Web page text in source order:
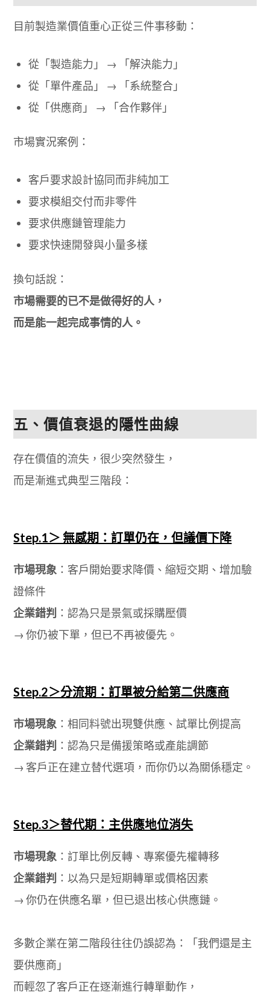
目前製造業價值重心正從三件事移動：
從「製造能力」 → 「解決能力」
從「單件產品」 → 「系統整合」
從「供應商」 → 「合作夥伴」
市場實況案例：
客戶要求設計協同而非純加工
要求模組交付而非零件
要求供應鏈管理能力
要求快速開發與小量多樣
換句話說：
市場需要的已不是做得好的人，
而是能一起完成事情的人。
五、價值衰退的隱性曲線
存在價值的流失，很少突然發生，
而是漸進式典型三階段：
Step.1＞ 無感期：訂單仍在，但議價下降
市場現象 ：客戶開始要求降價、縮短交期、增加驗
證條件
企業錯判 ：認為只是景氣或採購壓價
→ 你仍被下單，但已不再被優先。
Step.2＞分流期：訂單被分給第二供應商
市場現象 ：相同料號出現雙供應、試單比例提高
企業錯判 ：認為只是備援策略或產能調節
→ 客戶正在建立替代選項，而你仍以為關係穩定。
Step.3＞替代期：主供應地位消失
市場現象 ：訂單比例反轉、專案優先權轉移
企業錯判 ：以為只是短期轉單或價格因素
→ 你仍在供應名單，但已退出核心供應鏈。
多數企業在第二階段往往仍誤認為：「我們還是主
要供應商」
而輕忽了客戶正在逐漸進行轉單動作，